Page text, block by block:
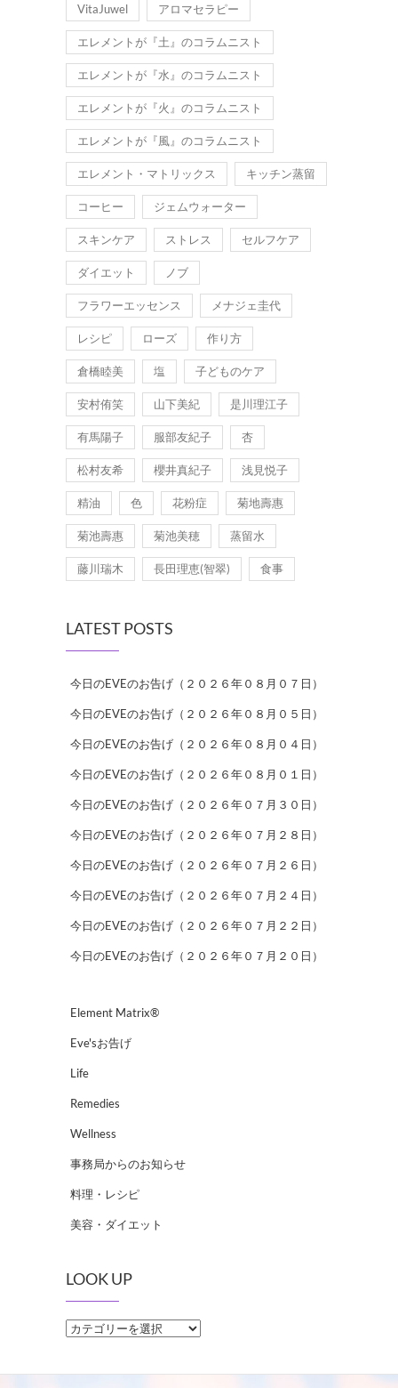
VitaJuwel アロマセラピー
エレメントが『土』のコラムニスト
エレメントが『水』のコラムニスト
エレメントが『火』のコラムニスト
エレメントが『風』のコラムニスト
エレメント・マトリックス キッチン蒸留
コーヒー ジェムウォーター
スキンケア ストレス セルフケア
ダイエット ノブ
フラワーエッセンス メナジェ圭代
レシピ ローズ 作り方
倉橋睦美 塩 子どものケア
安村侑笑 山下美紀 是川理江子
有馬陽子 服部友紀子 杏
松村友希 櫻井真紀子 浅見悦子
精油 色 花粉症 菊地壽惠
菊池壽惠 菊池美穂 蒸留水
藤川瑞木 長田理恵(智翠) 食事
LATEST POSTS
今日のEVEのお告げ（２０２６年０８月０７日）
今日のEVEのお告げ（２０２６年０８月０５日）
今日のEVEのお告げ（２０２６年０８月０４日）
今日のEVEのお告げ（２０２６年０８月０１日）
今日のEVEのお告げ（２０２６年０７月３０日）
今日のEVEのお告げ（２０２６年０７月２８日）
今日のEVEのお告げ（２０２６年０７月２６日）
今日のEVEのお告げ（２０２６年０７月２４日）
今日のEVEのお告げ（２０２６年０７月２２日）
今日のEVEのお告げ（２０２６年０７月２０日）
Element Matrix®
Eve'sお告げ
Life
Remedies
Wellness
事務局からのお知らせ
料理・レシピ
美容・ダイエット
LOOK UP
LOOK